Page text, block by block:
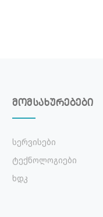
მომსახურებები
Სერვისები
Ტექნოლოგიები
Ხდკ